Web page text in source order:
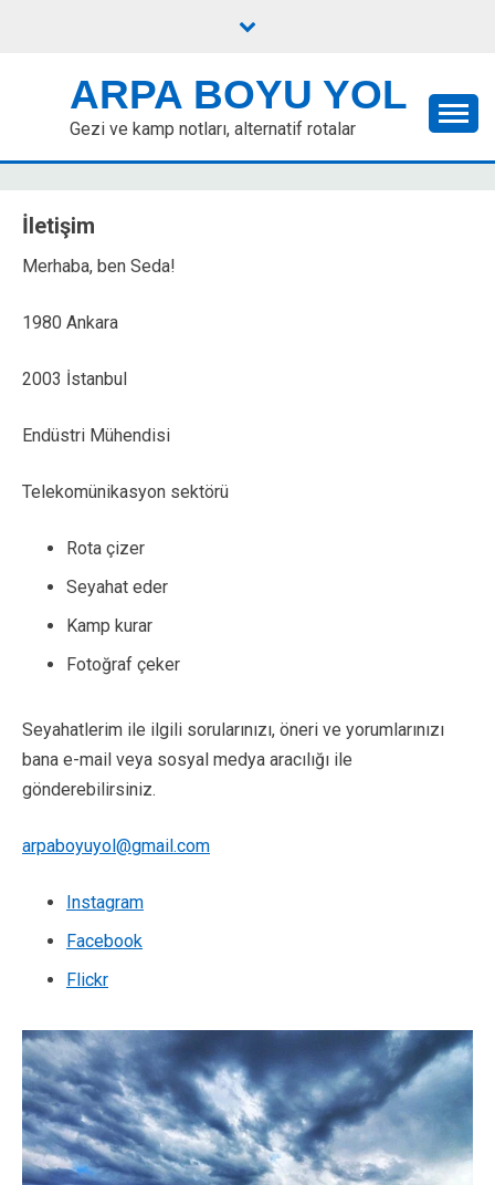
ARPA BOYU YOL
Gezi ve kamp notları, alternatif rotalar
İletişim
Merhaba, ben Seda!
1980 Ankara
2003 İstanbul
Endüstri Mühendisi
Telekomünikasyon sektörü
Rota çizer
Seyahat eder
Kamp kurar
Fotoğraf çeker
Seyahatlerim ile ilgili sorularınızı, öneri ve yorumlarınızı
bana e-mail veya sosyal medya aracılığı ile
gönderebilirsiniz.
arpaboyuyol@gmail.com
Instagram
Facebook
Flickr